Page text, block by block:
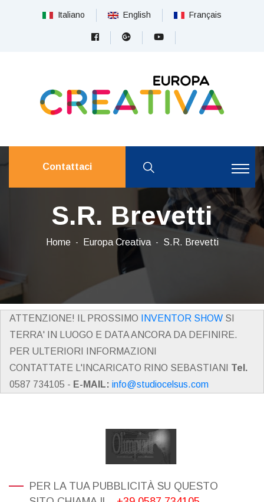
Italiano English Français
Contattaci
S.R. Brevetti
Home Europa Creativa S.R. Brevetti
ATTENZIONE! IL PROSSIMO INVENTOR SHOW SI
TERRA' IN LUOGO E DATA ANCORA DA DEFINIRE.
PER ULTERIORI INFORMAZIONI
CONTATTATE L'INCARICATO RINO SEBASTIANI Tel.
0587 734105 - E-MAIL: info@studiocelsus.com
PER LA TUA PUBBLICITÀ SU QUESTO